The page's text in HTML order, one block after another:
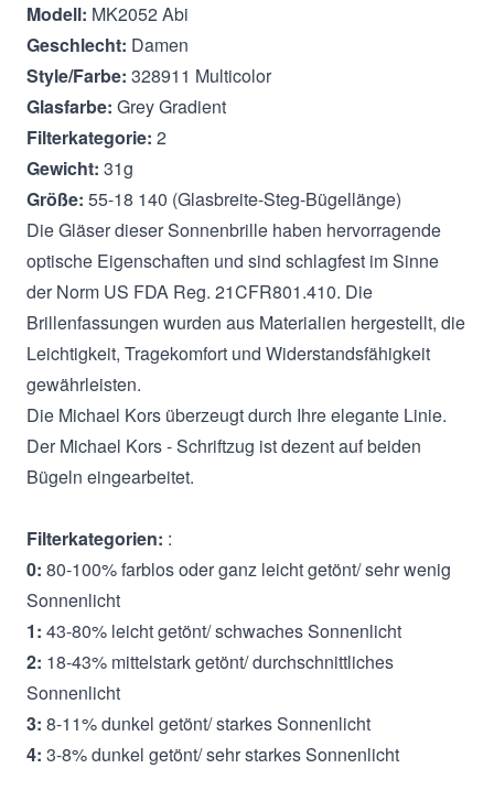
Modell: MK2052 Abi
Geschlecht: Damen
Style/Farbe: 328911 Multicolor
Glasfarbe: Grey Gradient
Filterkategorie: 2
Gewicht: 31g
Größe: 55-18 140 (Glasbreite-Steg-Bügellänge)
Die Gläser dieser Sonnenbrille haben hervorragende
optische Eigenschaften und sind schlagfest im Sinne
der Norm US FDA Reg. 21CFR801.410. Die
Brillenfassungen wurden aus Materialien hergestellt, die
Leichtigkeit, Tragekomfort und Widerstandsfähigkeit
gewährleisten.
Die Michael Kors überzeugt durch Ihre elegante Linie.
Der Michael Kors - Schriftzug ist dezent auf beiden
Bügeln eingearbeitet.
Filterkategorien: :
0: 80-100% farblos oder ganz leicht getönt/ sehr wenig
Sonnenlicht
1: 43-80% leicht getönt/ schwaches Sonnenlicht
2: 18-43% mittelstark getönt/ durchschnittliches
Sonnenlicht
3: 8-11% dunkel getönt/ starkes Sonnenlicht
4: 3-8% dunkel getönt/ sehr starkes Sonnenlicht